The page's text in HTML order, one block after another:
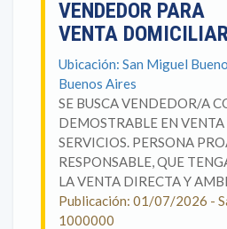
VENDEDOR PARA
VENTA
Ubicación: San Miguel
Buenos Aires
SE BUSCA VENDEDOR/A
DEMOSTRABLE EN
SERVICIOS. PERSONA
RESPONSABLE, QUE
LA VENTA DIRECTA Y
Publicación: 01/07/2026 -
1000000